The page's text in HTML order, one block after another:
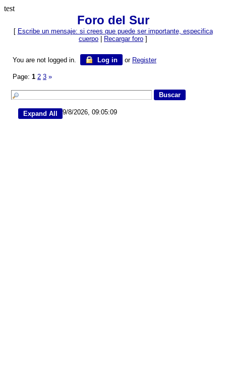
test
Foro del Sur
[ Escribe un mensaje: si crees que puede ser importante, especifica
cuerpo
Recargar foro ]
You are not logged in. Log in or Register
Page: 1 2 3 »
9/8/2026, 09:05:09